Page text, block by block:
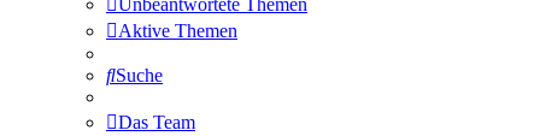
Unbeantwortete Themen
Aktive Themen
Suche
Das Team